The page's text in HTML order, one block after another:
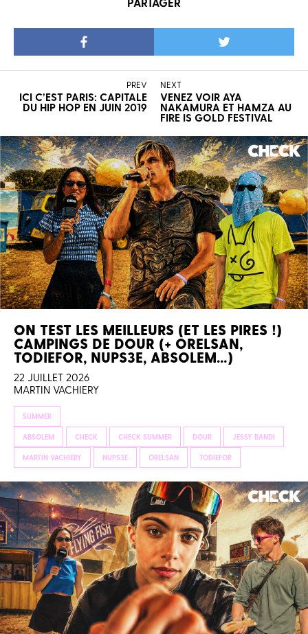
PREV
ICI C’EST PARIS: CAPITALE
DU HIP HOP EN JUIN 2019
NEXT
VENEZ VOIR AYA
NAKAMURA ET HAMZA AU
FIRE IS GOLD FESTIVAL
ON TEST LES MEILLEURS (ET LES PIRES !)
CAMPINGS DE DOUR (+ ORELSAN,
TODIEFOR, NUPS3E, ABSOLEM…)
22 JUILLET 2026
MARTIN VACHIERY
SUMMER
ABSOLEM CHECK CHECK SUMMER DOUR JESSY BANDI
MARTIN VACHIERY NUPS3E ORELSAN TODIEFOR